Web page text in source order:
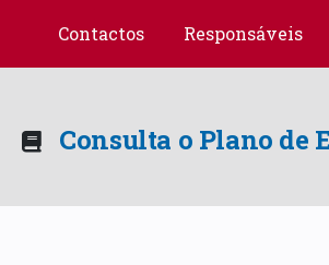
Contactos
Responsáveis
Consulta o Plano de